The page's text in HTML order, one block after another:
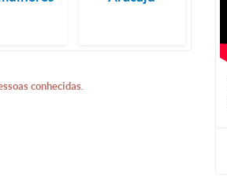
conhecidas.